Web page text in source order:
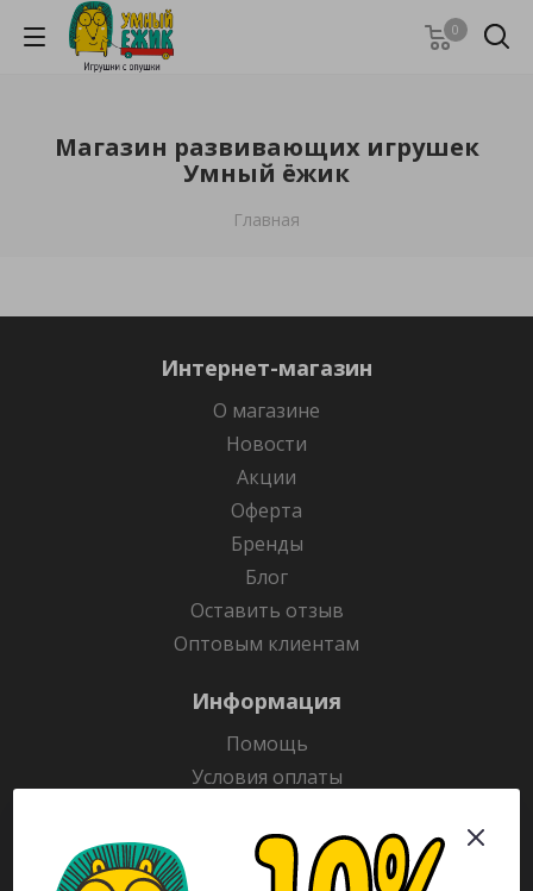
0
Магазин развивающих игрушек
Умный ёжик
Главная
Интернет-магазин
О магазине
Новости
Акции
Оферта
Бренды
Блог
Оставить отзыв
Оптовым клиентам
Информация
Помощь
Условия оплаты
Гарантия на товар
Раскраски